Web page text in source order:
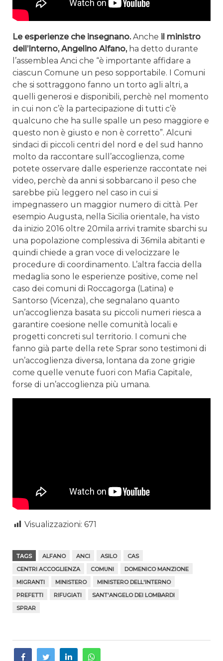
Le esperienze che insegnano.Anche il ministro
dell’Interno, Angelino Alfano,ha detto durante
l’assemblea Anci che “è importante affidare a
ciascun Comune un peso sopportabile. I Comuni
che si sottraggono fanno un torto agli altri, a
quelli generosi e disponibili, perchè nel momento
in cui non c’è la partecipazione di tutti c’è
qualcuno che ha sulle spalle un peso maggiore e
questo non è giusto e non è corretto”. Alcuni
sindaci di piccoli centri del nord e del sud hanno
molto da raccontare sull’accoglienza, come
potete osservare dalle esperienze raccontate nei
video, perchè da anni si sobbarcano il peso che
sarebbe più leggero nel caso in cui si
impegnassero un maggior numero di città. Per
esempio Augusta, nella Sicilia orientale, ha visto
da inizio 2016 oltre 20mila arrivi tramite sbarchi su
una popolazione complessiva di 36mila abitanti e
quindi chiede a gran voce di velocizzare le
procedure di coordinamento. L’altra faccia della
medaglia sono le esperienze positive, come nel
caso dei comuni di Roccagorga (Latina) e
Santorso (Vicenza), che segnalano quanto
un’accoglienza basata su piccoli numeri riesca a
garantire coesione nelle comunità locali e
progetti concreti sul territorio. I comuni che
fanno già parte della rete Sprar sono testimoni di
un’accoglienza diversa, lontana da zone grigie
come quelle venute fuori con Mafia Capitale,
forse di un’accoglienza più umana.
Visualizzazioni: 671
TAGS ALFANO ANCI ASILO
CAS
CENTRI ACCOGLIENZA
COMUNI
DOMENICO MANZIONE
MIGRANTI
MINISTERO
MINISTERO DELL'INTERNO
PREFETTI
RIFUGIATI
SANT'ANGELO DEI LOMBARDI
SPRAR